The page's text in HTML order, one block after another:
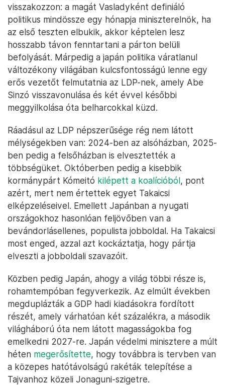
visszakozzon: a magát Vasladyként definiáló
politikus mindössze egy hónapja miniszterelnök, ha
az első teszten elbukik, akkor képtelen lesz
hosszabb távon fenntartani a párton belüli
befolyását. Márpedig a japán politika váratlanul
változékony világában kulcsfontosságú lenne egy
erős vezetőt felmutatnia az LDP-nek, amely Abe
Sinzó visszavonulása és két évvel későbbi
meggyilkolása óta belharcokkal küzd.
Ráadásul az LDP népszerűsége rég nem látott
mélységekben van: 2024-ben az alsóházban, 2025-
ben pedig a felsőházban is elvesztették a
többségüket. Októberben pedig a kisebbik
kormánypárt Kómeitó kilépett a koalícióból, pont
azért, mert nem értettek egyet Takaicsi
elképzeléseivel. Emellett Japánban a nyugati
országokhoz hasonlóan feljövőben van a
bevándorlásellenes, populista jobboldal. Ha Takaicsi
most enged, azzal azt kockáztatja, hogy pártja
elveszti a jobboldali szavazóit.
Közben pedig Japán, ahogy a világ többi része is,
rohamtempóban fegyverkezik. Az elmúlt években
megduplázták a GDP hadi kiadásokra fordított
részét, amely várhatóan két százalékra, a második
világháború óta nem látott magasságokba fog
emelkedni 2027-re. Japán védelmi minisztere a múlt
héten megerősítette, hogy továbbra is tervben van
a közepes hatótávolságú rakéták telepítése a
Tajvanhoz közeli Jonaguni-szigetre.